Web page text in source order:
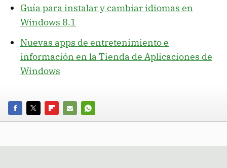
Guía para instalar y cambiar idiomas en
Windows 8.1
Nuevas apps de entretenimiento e
información en la Tienda de Aplicaciones de
Windows
FACEBOOK
TWITTERFLIPBOARD
E-
WHATSAPP